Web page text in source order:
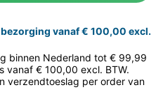
vanaf € 100,00 excl.
binnen Nederland tot € 99,99
vanaf € 100,00 excl. BTW.
verzendtoeslag per order van